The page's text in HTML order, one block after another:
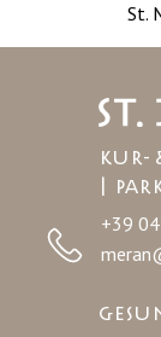
St.
KUR-
|
+39